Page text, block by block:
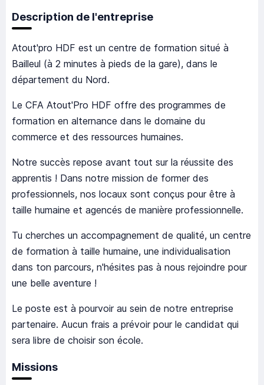
Description de l'entreprise
Atout'pro HDF est un centre de formation situé à
Bailleul (à 2 minutes à pieds de la gare), dans le
département du Nord.
Le CFA Atout'Pro HDF offre des programmes de
formation en alternance dans le domaine du
commerce et des ressources humaines.
Notre succès repose avant tout sur la réussite des
apprentis ! Dans notre mission de former des
professionnels, nos locaux sont conçus pour être à
taille humaine et agencés de manière professionnelle.
Tu cherches un accompagnement de qualité, un centre
de formation à taille humaine, une individualisation
dans ton parcours, n'hésites pas à nous rejoindre pour
une belle aventure !
Le poste est à pourvoir au sein de notre entreprise
partenaire. Aucun frais a prévoir pour le candidat qui
sera libre de choisir son école.
Missions